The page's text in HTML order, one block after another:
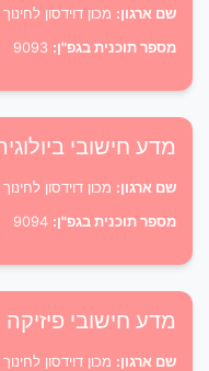
שם ארגון: מכון דוידסון
מספר תוכנית בגפ"ן:
מדע חישובי
שם ארגון: מכון דוידסון
מספר תוכנית בגפ"ן:
מדע חישובי
שם ארגון: מכון דוידסון